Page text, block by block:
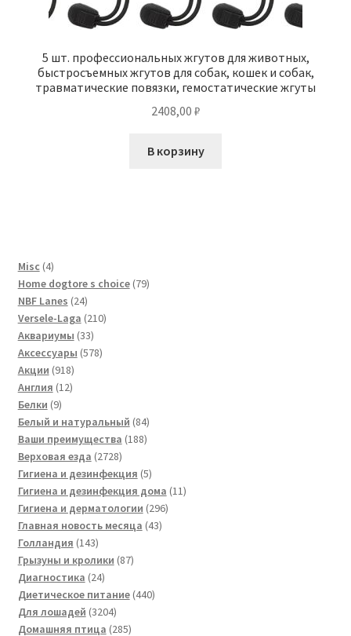
5 шт. профессиональных жгутов для животных,
быстросъемных жгутов для собак, кошек и собак,
травматические повязки, гемостатические жгуты
2408,00 ₽
В корзину
Misc 44
товара
Home dogtore s choice 7979
NBF Lanes 2424
товара
Versele-Laga 210210
Аквариумы 3333
товара
Аксессуары 578578
Акции 918918
товаров
Англия 1212
Белки 99
товаров
Белый и натуральный 8484
товара
Ваши преимущества 188188
Верховая езда 27282728
товаров
Гигиена и дезинфекция 55
товаров
Гигиена и дезинфекция дома 1111
Гигиена и дерматологии 296296
Главная новость месяца 4343
Голландия 143143
товара
Грызуны и кролики 8787
Диагностика 2424
товара
Диетическое питание 440440
Для лошадей 32043204
товара
Домашняя птица 285285